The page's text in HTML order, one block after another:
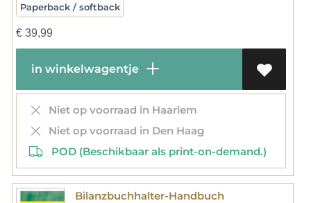
Paperback / softback
€39,99
in winkelwagentje
Niet op voorraad in Haarlem
Niet op voorraad in Den Haag
POD (Beschikbaar als print-on-demand.)
Bilanzbuchhalter-Handbuch